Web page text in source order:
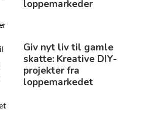
loppemarkeder
Giv nyt liv til gamle
skatte: Kreative DIY-
projekter fra
loppemarkedet